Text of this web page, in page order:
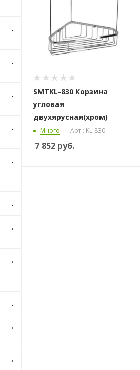
SMTKL-830 Корзина
угловая
двухярусная(хром)
Много Арт.: KL-830
7 852 руб.